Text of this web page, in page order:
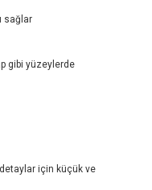
sağlar
gibi yüzeylerde
için küçük ve